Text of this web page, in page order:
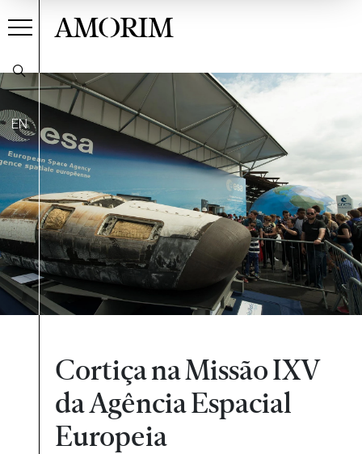
EN
AMORIM
Cortiça na Missão IXV
da Agência Espacial
Europeia